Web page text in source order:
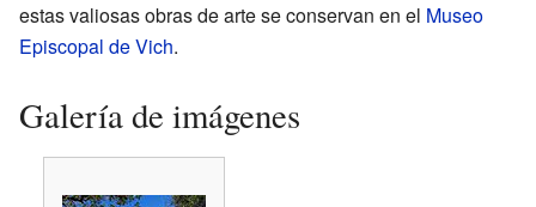
estas valiosas obras de arte se conservan en el Museo
Episcopal de Vich.
Galería de imágenes